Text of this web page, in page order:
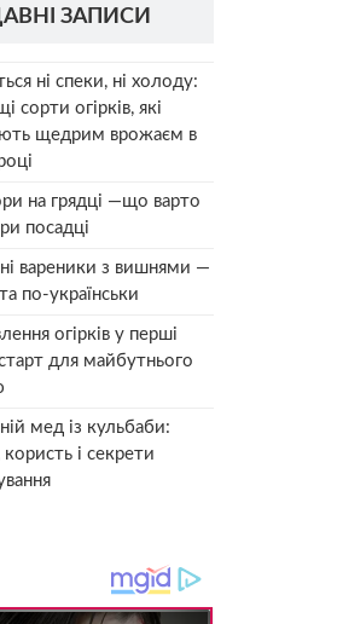
ЗАПИСИ
ні спеки, ні холоду:
сорти огірків, які
щедрим врожаєм в
на грядці —що варто
посадці
вареники з вишнями —
по-українськи
огірків у перші
для майбутнього
мед із кульбаби:
користь і секрети